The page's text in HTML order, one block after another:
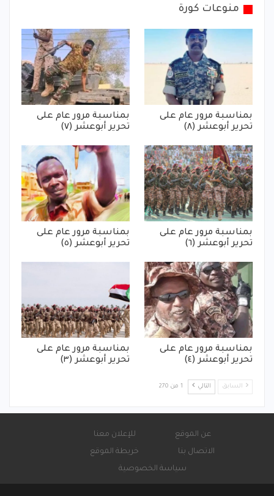
منوعات كورة
بمناسبة مرور عام على
تحرير أبوعشر (٨)
بمناسبة مرور عام على
تحرير أبوعشر (٧)
بمناسبة مرور عام على
تحرير أبوعشر (٦)
بمناسبة مرور عام على
تحرير أبوعشر (٥)
بمناسبة مرور عام على
تحرير أبوعشر (٤)
بمناسبة مرور عام على
تحرير أبوعشر (٣)
السابق التالي 1 من 270
عن الموقع
للإعلان معنا
الاتصال بنا
خريطة الموقع
سياسة الخصوصية